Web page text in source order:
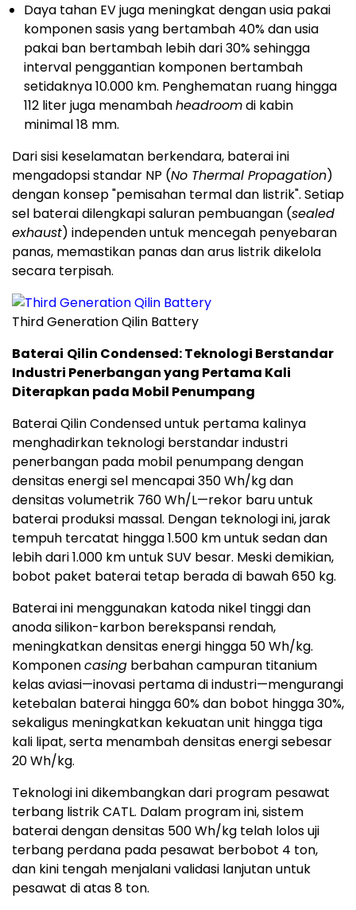
Daya tahan EV juga meningkat dengan usia pakai
komponen sasis yang bertambah 40% dan usia
pakai ban bertambah lebih dari 30% sehingga
interval penggantian komponen bertambah
setidaknya 10.000 km. Penghematan ruang hingga
112 liter juga menambahheadroomdi kabin
minimal 18 mm.
Dari sisi keselamatan berkendara, baterai ini
mengadopsi standar NP (No Thermal Propagation)
dengan konsep "pemisahan termal dan listrik". Setiap
sel baterai dilengkapi saluran pembuangan (sealed
exhaust) independen untuk mencegah penyebaran
panas, memastikan panas dan arus listrik dikelola
secara terpisah.
Third Generation Qilin Battery
Baterai Qilin Condensed: Teknologi Berstandar
Industri Penerbangan yang Pertama Kali
Diterapkan pada Mobil Penumpang
Baterai Qilin Condensed untuk pertama kalinya
menghadirkan teknologi berstandar industri
penerbangan pada mobil penumpang dengan
densitas energi sel mencapai 350 Wh/kg dan
densitas volumetrik 760 Wh/L—rekor baru untuk
baterai produksi massal. Dengan teknologi ini, jarak
tempuh tercatat hingga 1.500 km untuk sedan dan
lebih dari 1.000 km untuk SUV besar. Meski demikian,
bobot paket baterai tetap berada di bawah 650 kg.
Baterai ini menggunakan katoda nikel tinggi dan
anoda silikon-karbon berekspansi rendah,
meningkatkan densitas energi hingga 50 Wh/kg.
Komponencasing berbahan campuran titanium
kelas aviasi—inovasi pertama di industri—mengurangi
ketebalan baterai hingga 60% dan bobot hingga 30%,
sekaligus meningkatkan kekuatan unit hingga tiga
kali lipat, serta menambah densitas energi sebesar
20 Wh/kg.
Teknologi ini dikembangkan dari program pesawat
terbang listrik CATL. Dalam program ini, sistem
baterai dengan densitas 500 Wh/kg telah lolos uji
terbang perdana pada pesawat berbobot 4 ton,
dan kini tengah menjalani validasi lanjutan untuk
pesawat di atas 8 ton.